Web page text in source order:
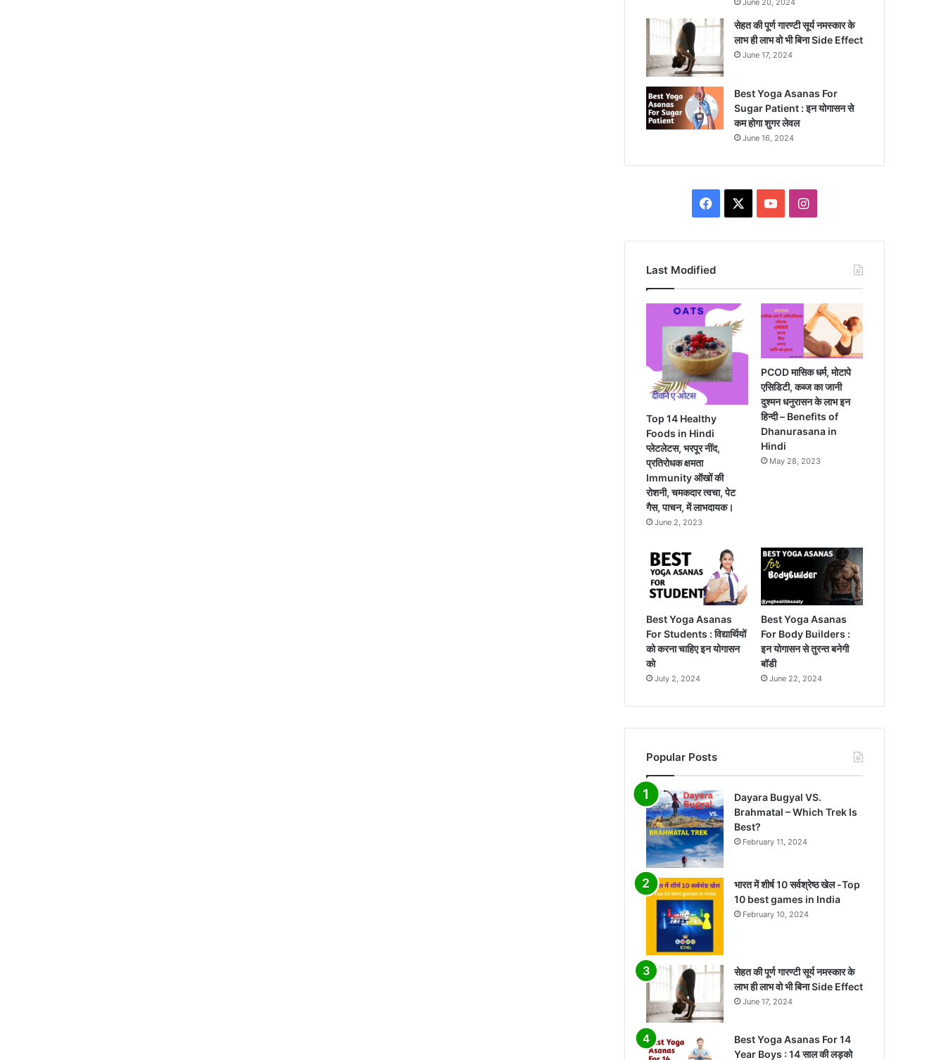
June 20, 2024
सेहत की पूर्ण गारण्टी सूर्य नमस्कार के
लाभ ही लाभ वो भी बिना Side Effect
June 17, 2024
Best Yoga Asanas For
Sugar Patient : इन योगासन से
कम होगा शुगर लेवल
June 16, 2024
Facebook YouTubeInstagram
Last Modified
Top 14 Healthy
Foods in Hindi
प्लेटलेटस, भरपूर नींद,
प्रतिरोधक क्षमता
Immunity ऑखों की
रोशनी, चमकदार त्वचा, पेट
गैस, पाचन, में लाभदायक।
June 2, 2023
PCOD मासिक धर्म, मोटापे
एसिडिटी, कब्ज का जानी
दुश्मन धनुरासन के लाभ इन
हिन्दी – Benefits of
Dhanurasana in
Hindi
May 28, 2023
Best Yoga Asanas
For Students : विद्यार्थियों
को करना चाहिए इन योगासन
को
July 2, 2024
Best Yoga Asanas
For Body Builders :
इन योगासन से तुरन्त बनेगी
बॉडी
June 22, 2024
Popular Posts
Dayara Bugyal VS.
Brahmatal – Which Trek Is
Best?
February 11, 2024
भारत में शीर्ष 10 सर्वश्रेष्ठ खेल -Top
10 best games in India
February 10, 2024
सेहत की पूर्ण गारण्टी सूर्य नमस्कार के
लाभ ही लाभ वो भी बिना Side Effect
June 17, 2024
Best Yoga Asanas For 14
Year Boys : 14 साल की लड़को